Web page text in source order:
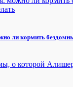
ли кормить